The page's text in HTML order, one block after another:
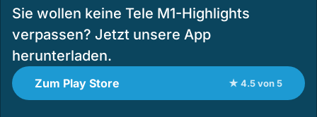
Sie wollen keine Tele M1-Highlights
verpassen? Jetzt unsere App
herunterladen.
Zum Play Store ★ 4.5 von 5